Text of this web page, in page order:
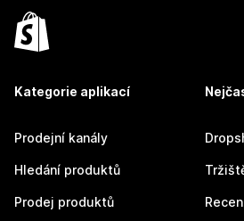
Kategorie aplikací
Prodejní kanály
Hledání produktů
Prodej produktů